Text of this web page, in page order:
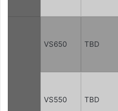
VS650 TBD
VS550 TBD